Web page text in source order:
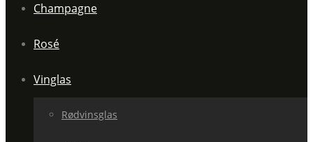
Champagne
Rosé
Vinglas
Rødvinsglas